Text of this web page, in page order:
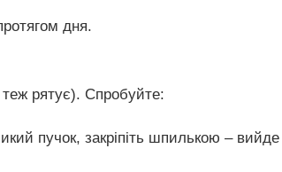
дня.
теж рятує). Спробуйте:
пучок, закріпіть шпилькою – вийде